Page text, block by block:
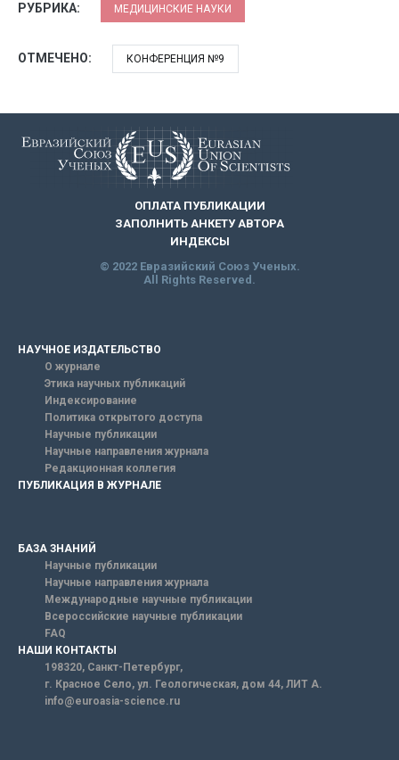
РУБРИКА: МЕДИЦИНСКИЕ НАУКИ
ОТМЕЧЕНО: КОНФЕРЕНЦИЯ №9
ОПЛАТА ПУБЛИКАЦИИ
ЗАПОЛНИТЬ АНКЕТУ АВТОРА
ИНДЕКСЫ
© 2022 Евразийский Союз Ученых.
All Rights Reserved.
НАУЧНОЕ ИЗДАТЕЛЬСТВО
О журнале
Этика научных публикаций
Индексирование
Политика открытого доступа
Научные публикации
Научные направления журнала
Редакционная коллегия
ПУБЛИКАЦИЯ В ЖУРНАЛЕ
БАЗА ЗНАНИЙ
Научные публикации
Научные направления журнала
Международные научные публикации
Всероссийские научные публикации
FAQ
НАШИ КОНТАКТЫ
198320, Санкт-Петербург,
г. Красное Село, ул. Геологическая, дом 44, ЛИТ А.
info@euroasia-science.ru